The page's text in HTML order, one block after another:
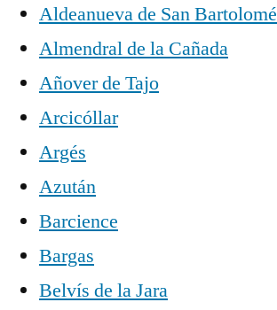
Aldeanueva de San Bartolomé
Almendral de la Cañada
Añover de Tajo
Arcicóllar
Argés
Azután
Barcience
Bargas
Belvís de la Jara